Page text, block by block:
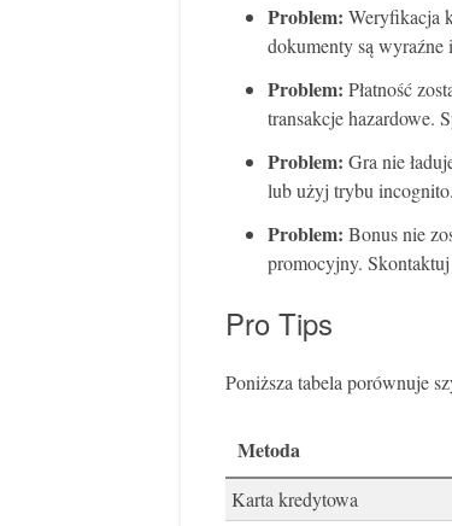
Problem: Weryfikacja
dokumenty są wyraźne
Problem: Płatność
transakcje hazardowe.
Problem: Gra nie
lub użyj trybu
Problem: Bonus nie
promocyjny. Skontaktuj
Pro Tips
Poniższa tabela porównuje
Metoda
Karta kredytowa